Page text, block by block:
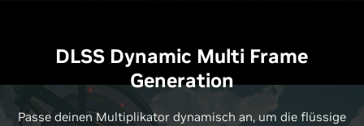
DLSS Dynamic Multi Frame
Generation
Passe deinen Multiplikator dynamisch an, um die flüssige